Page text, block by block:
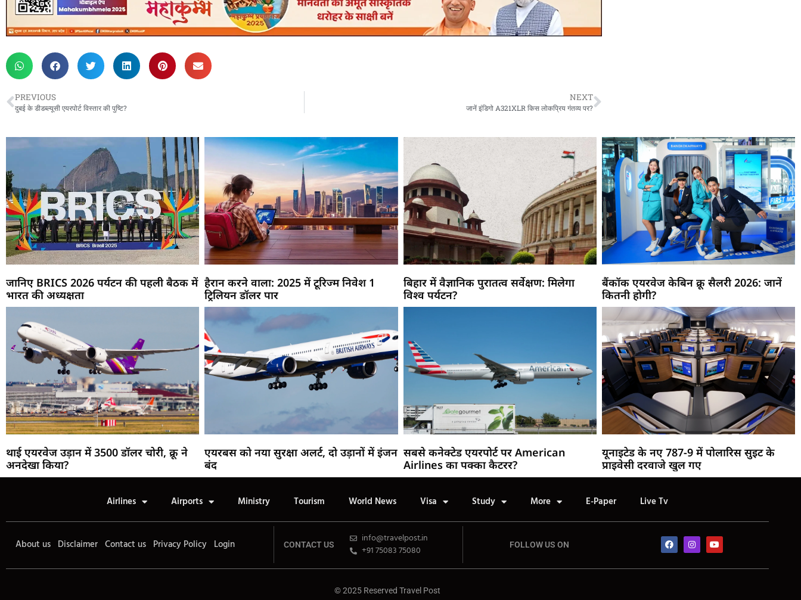
PREVIOUS
दुबई के डीडब्ल्यूसी एयरपोर्ट विस्तार की पुष्टि?
NEXT
जानें इंडिगो A321XLR किस लोकप्रिय गंतव्य पर?
जानिए BRICS 2026 पर्यटन की पहली बैठक में
भारत की अध्यक्षता
हैरान करने वाला: 2025 में टूरिज्म निवेश 1
ट्रिलियन डॉलर पार
बिहार में वैज्ञानिक पुरातत्व सर्वेक्षण: मिलेगा
विश्व पर्यटन?
बैंकॉक एयरवेज केबिन क्रू सैलरी 2026: जानें
कितनी होगी?
थाई एयरवेज उड़ान में 3500 डॉलर चोरी, क्रू ने
अनदेखा किया?
एयरबस को नया सुरक्षा अलर्ट, दो उड़ानों में इंजन
बंद
सबसे कनेक्टेड एयरपोर्ट पर American
Airlines का पक्का कैटरर?
यूनाइटेड के नए 787-9 में पोलारिस सुइट के
प्राइवेसी दरवाजे खुल गए
Airlines Airports Ministry Tourism World News Visa Study More E-Paper Live Tv
About us Disclaimer Contact us Privacy Policy Login CONTACT US
info@travelpost.in
+91 75083 75080
FOLLOW US ON
© 2025 Reserved Travel Post